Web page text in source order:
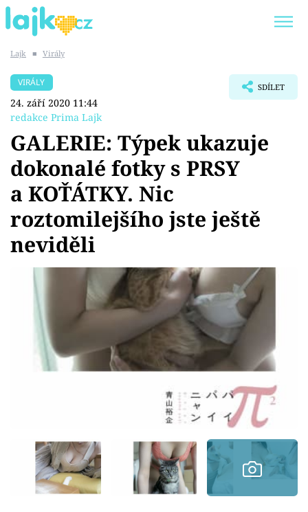
SHOPAHOLICADEL
Témata
Showbyznys
Youtubeři
Virály
Sex a vztahy
Videa
Sledujte nás
Lajk ■ Virály
VIRÁLY
24. září 2020 11:44
redakce Prima Lajk
SDÍLET
GALERIE: Týpek ukazuje
dokonalé fotky s PRSY
a KOŤÁTKY. Nic
roztomilejšího jste ještě
neviděli